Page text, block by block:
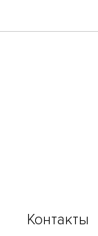
Контакты